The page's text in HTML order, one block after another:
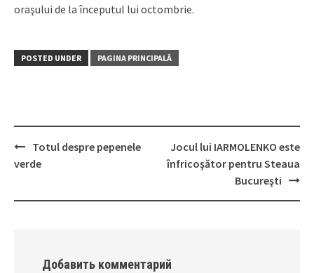
oraşului de la începutul lui octombrie.
POSTED UNDER PAGINA PRINCIPALĂ
Post
Totul despre pepenele
verde
Jocul lui IARMOLENKO este
înfricoşător pentru Steaua
Bucureşti
Добавить комментарий